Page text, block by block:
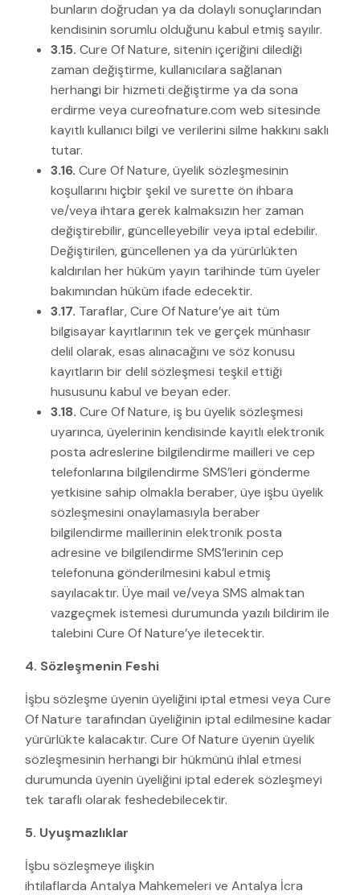
bunların doğrudan ya da dolaylı sonuçlarından
kendisinin sorumlu olduğunu kabul etmiş sayılır.
3.15. Cure Of Nature, sitenin içeriğini dilediği
zaman değiştirme, kullanıcılara sağlanan
herhangi bir hizmeti değiştirme ya da sona
erdirme veya cureofnature.com web sitesinde
kayıtlı kullanıcı bilgi ve verilerini silme hakkını saklı
tutar.
3.16. Cure Of Nature, üyelik sözleşmesinin
koşullarını hiçbir şekil ve surette ön ihbara
ve/veya ihtara gerek kalmaksızın her zaman
değiştirebilir, güncelleyebilir veya iptal edebilir.
Değiştirilen, güncellenen ya da yürürlükten
kaldırılan her hüküm yayın tarihinde tüm üyeler
bakımından hüküm ifade edecektir.
3.17. Taraflar, Cure Of Nature’ye ait tüm
bilgisayar kayıtlarının tek ve gerçek münhasır
delil olarak, esas alınacağını ve söz konusu
kayıtların bir delil sözleşmesi teşkil ettiği
hususunu kabul ve beyan eder.
3.18. Cure Of Nature, iş bu üyelik sözleşmesi
uyarınca, üyelerinin kendisinde kayıtlı elektronik
posta adreslerine bilgilendirme mailleri ve cep
telefonlarına bilgilendirme SMS’leri gönderme
yetkisine sahip olmakla beraber, üye işbu üyelik
sözleşmesini onaylamasıyla beraber
bilgilendirme maillerinin elektronik posta
adresine ve bilgilendirme SMS’lerinin cep
telefonuna gönderilmesini kabul etmiş
sayılacaktır. Üye mail ve/veya SMS almaktan
vazgeçmek istemesi durumunda yazılı bildirim ile
talebini Cure Of Nature’ye iletecektir.
4. Sözleşmenin Feshi
İşbu sözleşme üyenin üyeliğini iptal etmesi veya Cure
Of Nature tarafından üyeliğinin iptal edilmesine kadar
yürürlükte kalacaktır. Cure Of Nature üyenin üyelik
sözleşmesinin herhangi bir hükmünü ihlal etmesi
durumunda üyenin üyeliğini iptal ederek sözleşmeyi
tek taraflı olarak feshedebilecektir.
5. Uyuşmazlıklar
İşbu sözleşmeye ilişkin
ihtilaflarda Antalya Mahkemeleri ve Antalya İcra